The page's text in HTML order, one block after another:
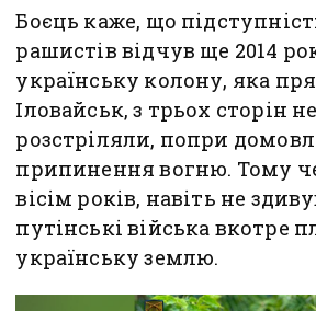
Боєць каже, що
рашистів відчув ще 2014
українську колону, яка
Іловайськ, з трьох сторін
розстріляли, попри
припинення вогню. Тому
вісім років, навіть не
путінські війська вкотре
українську землю.